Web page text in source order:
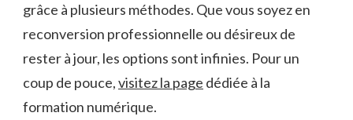
grâce à plusieurs méthodes. Que vous soyez en
reconversion professionnelle ou désireux de
rester à jour, les options sont infinies. Pour un
coup de pouce,visitez la page dédiée à la
formation numérique.